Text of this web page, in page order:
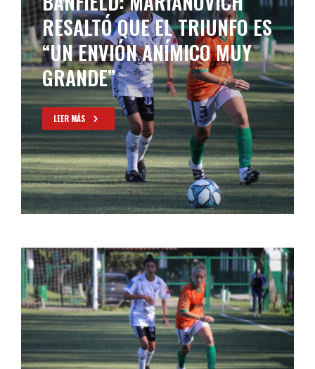
RESALTÓ QUE EL TRIUNFO ES
“UN ENVIÓN ANÍMICO MUY
GRANDE”
LEER MÁS